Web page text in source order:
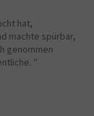
hat,
machte spürbar,
genommen
"